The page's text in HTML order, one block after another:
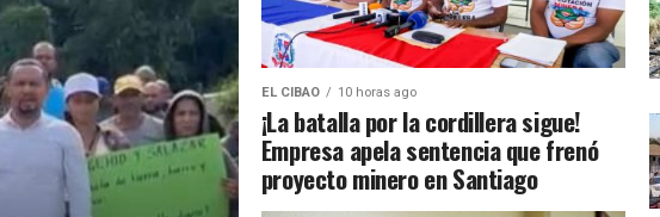
EL CIBAO 10 horas ago
¡La batalla por la cordillera sigue!
Empresa apela sentencia que frenó
proyecto minero en Santiago